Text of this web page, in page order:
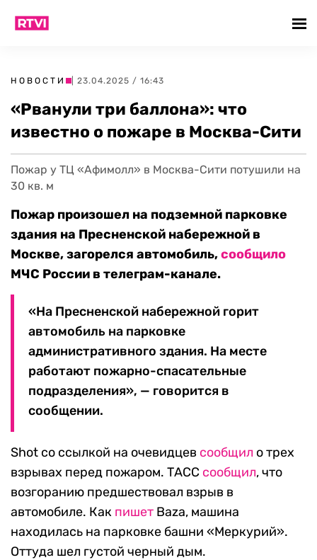
НОВОСТИ | 23.04.2025 / 16:43
«Рванули три баллона»: что
известно о пожаре в Москва-Сити
Пожар у ТЦ «Афимолл» в Москва-Сити потушили на
30 кв. м
Пожар произошел на подземной парковке
здания на Пресненской набережной в
Москве, загорелся автомобиль,сообщило
МЧС России в телеграм-канале.
«На Пресненской набережной горит
автомобиль на парковке
административного здания. На месте
работают пожарно-спасательные
подразделения», — говорится в
сообщении.
Shot со ссылкой на очевидцев сообщил о трех
взрывах перед пожаром. ТАСС сообщил, что
возгоранию предшествовал взрыв в
автомобиле. Как пишет Baza, машина
находилась на парковке башни «Меркурий».
Оттуда шел густой черный дым.